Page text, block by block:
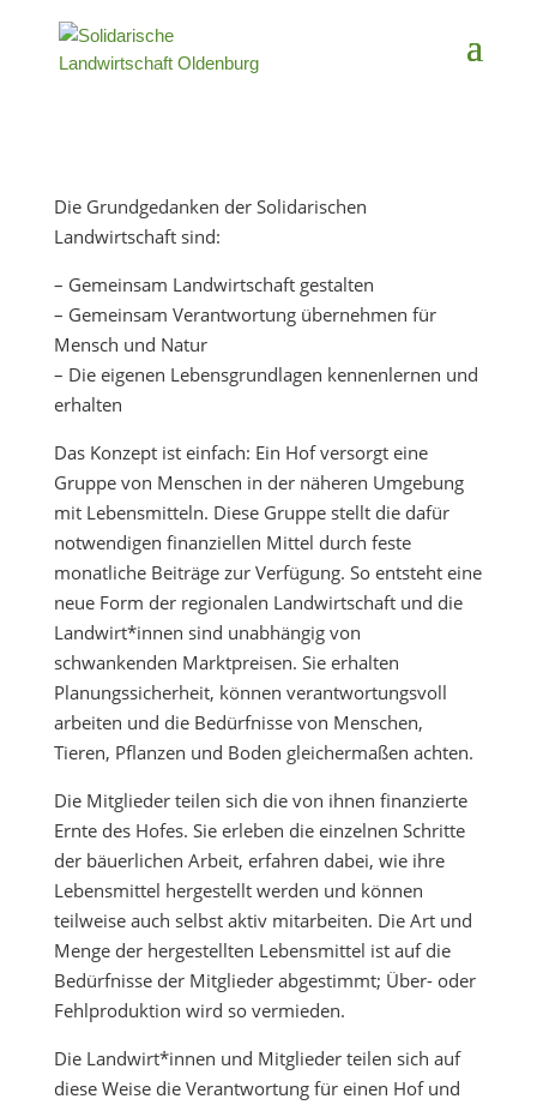
Die Grundgedanken der Solidarischen
Landwirtschaft sind:
– Gemeinsam Landwirtschaft gestalten
– Gemeinsam Verantwortung übernehmen für
Mensch und Natur
– Die eigenen Lebensgrundlagen kennenlernen und
erhalten
Das Konzept ist einfach: Ein Hof versorgt eine
Gruppe von Menschen in der näheren Umgebung
mit Lebensmitteln. Diese Gruppe stellt die dafür
notwendigen finanziellen Mittel durch feste
monatliche Beiträge zur Verfügung. So entsteht eine
neue Form der regionalen Landwirtschaft und die
Landwirt*innen sind unabhängig von
schwankenden Marktpreisen. Sie erhalten
Planungssicherheit, können verantwortungsvoll
arbeiten und die Bedürfnisse von Menschen,
Tieren, Pflanzen und Boden gleichermaßen achten.
Die Mitglieder teilen sich die von ihnen finanzierte
Ernte des Hofes. Sie erleben die einzelnen Schritte
der bäuerlichen Arbeit, erfahren dabei, wie ihre
Lebensmittel hergestellt werden und können
teilweise auch selbst aktiv mitarbeiten. Die Art und
Menge der hergestellten Lebensmittel ist auf die
Bedürfnisse der Mitglieder abgestimmt; Über- oder
Fehlproduktion wird so vermieden.
Die Landwirt*innen und Mitglieder teilen sich auf
diese Weise die Verantwortung für einen Hof und